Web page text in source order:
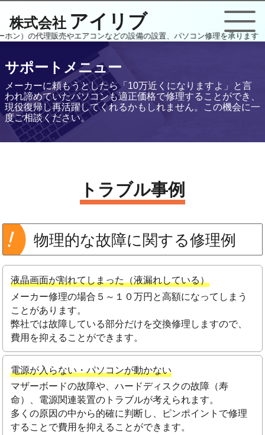
株式会社 アイリブ
ン）の代理販売やエアコンなどの設備の設置、パソコン修理を承ります
サポートメニュー
メーカーに頼もうとしたら「10万近くになりますよ」と言
われ諦めていたパソコンも適正価格で修理することができ、
現役復帰し再活躍してくれるかもしれません。この機会に一
度ご相談ください。
トラブル事例
物理的な故障に関する修理例
液晶画面が割れてしまった（液漏れしている）
メーカー修理の場合５～１０万円と高額になってしまう
ことがあります。
弊社では故障している部分だけを交換修理しますので、
費用を抑えることができます。
電源が入らない・パソコンが動かない
マザーボードの故障や、ハードディスクの故障（寿
命）、電源関連装置のトラブルが考えられます。
多くの原因の中から的確に判断し、ピンポイントで修理
することで費用を抑えることができます。